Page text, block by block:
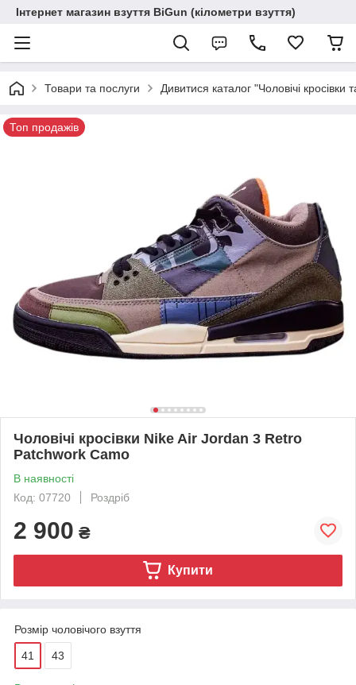
Інтернет магазин взуття BiGun (кілометри взуття)
Товари та послуги Дивитися каталог "Чоловічі кросівки
Топ продажів
Чоловічі кросівки Nike Air Jordan 3 Retro
Patchwork Camo
В наявності
Код: 07720
Роздріб
2 900 ₴
Купити
Розмір чоловічого взуття
41 43